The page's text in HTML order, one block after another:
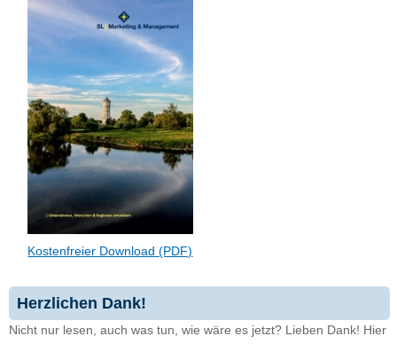
Kostenfreier Download (PDF)
Herzlichen Dank!
Nicht nur lesen, auch was tun, wie wäre es jetzt? Lieben Dank! Hier